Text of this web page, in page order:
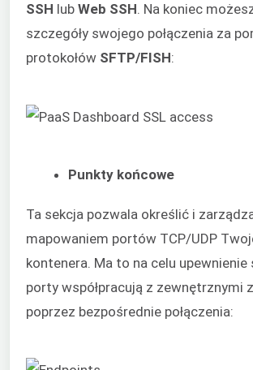
SSH lub Web SSH. Na koniec
szczegóły swojego połączenia za
protokołów SFTP/FISH:
Punkty końcowe
Ta sekcja pozwala określić i
mapowaniem portów TCP/UDP
kontenera. Ma to na celu upewnienie
porty współpracują z zewnętrznymi
poprzez bezpośrednie połączenia: